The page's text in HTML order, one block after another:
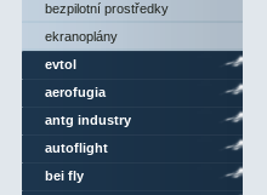
bezpilotní prostředky
ekranoplány
evtol
aerofugia
antg industry
autoflight
bei fly